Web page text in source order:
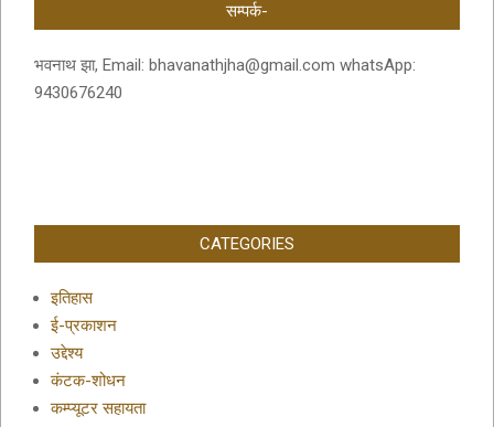
सम्पर्क-
भवनाथ झा, Email: bhavanathjha@gmail.com whatsApp:
9430676240
CATEGORIES
इतिहास
ई-प्रकाशन
उद्देश्य
कंटक-शोधन
कम्प्यूटर सहायता